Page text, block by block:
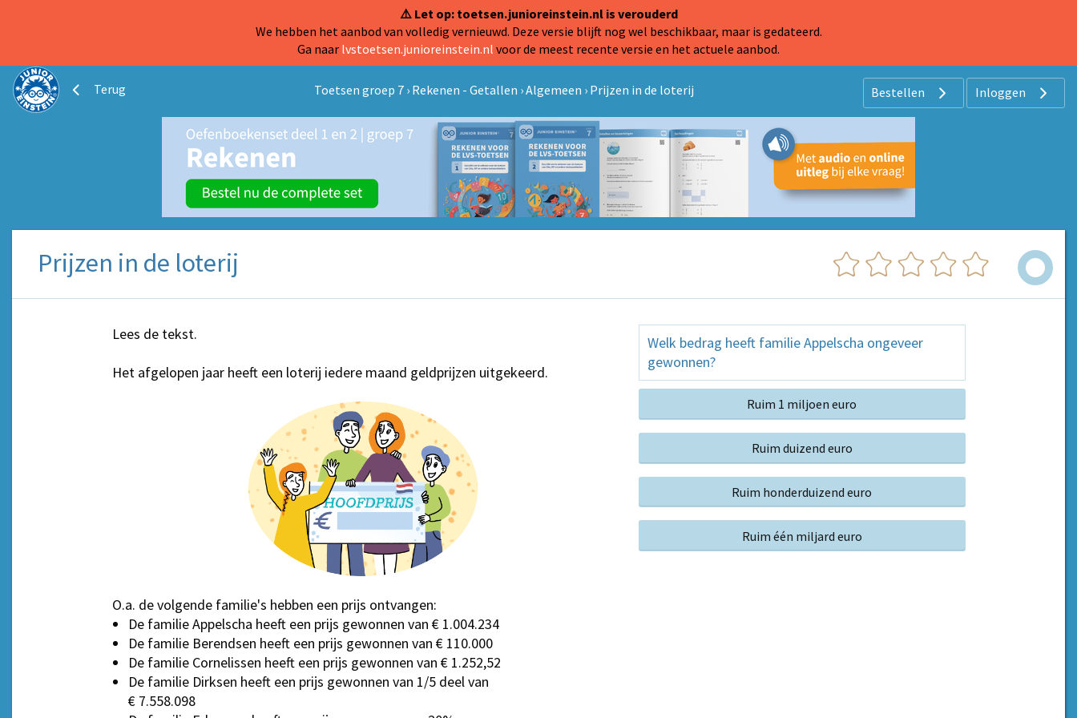
⚠️ Let op: toetsen.junioreinstein.nl is verouderd
We hebben het aanbod van volledig vernieuwd. Deze versie blijft nog wel beschikbaar, maar is gedateerd.
Ga naar lvstoetsen.junioreinstein.nl voor de meest recente versie en het actuele aanbod.
Terug Toetsen groep 7 › Rekenen - Getallen ›Algemeen › Prijzen in de loterij Bestellen Inloggen
Prijzen in de loterij
Lees de tekst.
Het afgelopen jaar heeft een loterij iedere maand geldprijzen uitgekeerd.
O.a. de volgende familie's hebben een prijs ontvangen:
De familie Appelscha heeft een prijs gewonnen van € 1.004.234
De familie Berendsen heeft een prijs gewonnen van € 110.000
De familie Cornelissen heeft een prijs gewonnen van € 1.252,52
De familie Dirksen heeft een prijs gewonnen van 1/5 deel van
€ 7.558.098
Welk bedrag heeft familie Appelscha ongeveer
gewonnen?
Ruim 1 miljoen euro
Ruim duizend euro
Ruim honderduizend euro
Ruim één miljard euro